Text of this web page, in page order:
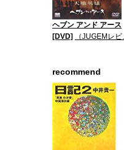
ヘブン アンド アース
[DVD]
（JUGEMレビ
recommend